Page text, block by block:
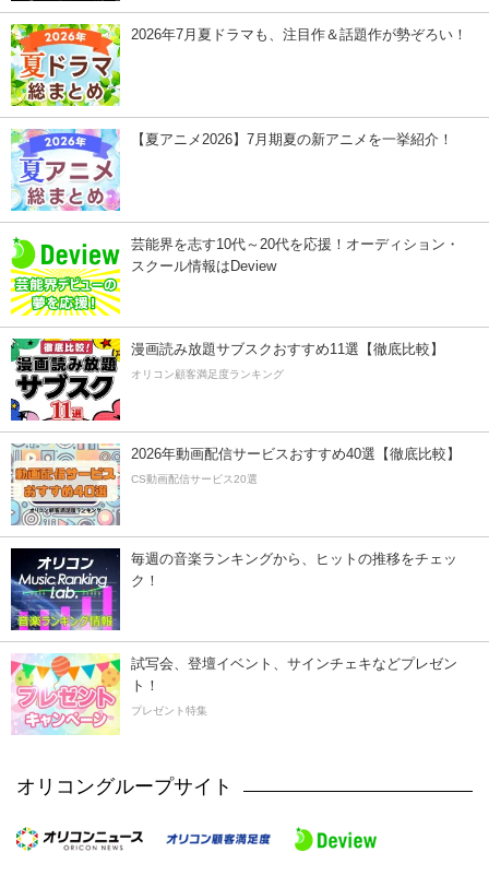
2026年7月夏ドラマも、注目作＆話題作が勢ぞろい！
【夏アニメ2026】7月期夏の新アニメを一挙紹介！
芸能界を志す10代～20代を応援！オーディション・
スクール情報はDeview
漫画読み放題サブスクおすすめ11選【徹底比較】
オリコン顧客満足度ランキング
2026年動画配信サービスおすすめ40選【徹底比較】
CS動画配信サービス20選
毎週の音楽ランキングから、ヒットの推移をチェッ
ク！
試写会、登壇イベント、サインチェキなどプレゼン
ト！
プレゼント特集
オリコングループサイト